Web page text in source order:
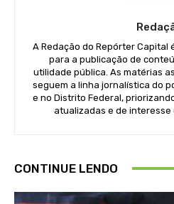
A Redação do Repórter Capital
para a publicação de
utilidade pública. As matérias
seguem a linha jornalística do
e no Distrito Federal,
atualizadas e de interesse
CONTINUE LENDO